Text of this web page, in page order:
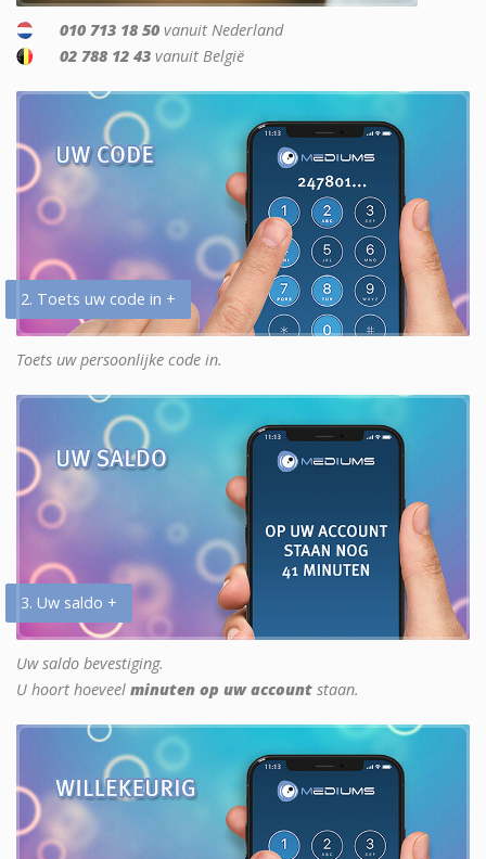
010 713 18 50 vanuit Nederland
02 788 12 43 vanuit België
2. Toets uw code in +
Toets uw persoonlijke code in.
3. Uw saldo +
Uw saldo bevestiging.
U hoort hoeveel minuten op uw account staan.